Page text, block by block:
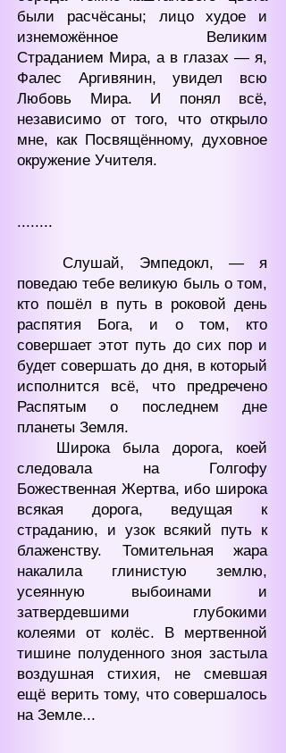
были расчёсаны; лицо худое и
изнеможённое Великим
Страданием Мира, а в глазах — я,
Фалес Аргивянин, увидел всю
Любовь Мира. И понял всё,
независимо от того, что открыло
мне, как Посвящённому, духовное
окружение Учителя.
........
Слушай, Эмпедокл, — я
поведаю тебе великую быль о том,
кто пошёл в путь в роковой день
распятия Бога, и о том, кто
совершает этот путь до сих пор и
будет совершать до дня, в который
исполнится всё, что предречено
Распятым о последнем дне
планеты Земля.
Широка была дорога, коей
следовала на Голгофу
Божественная Жертва, ибо широка
всякая дорога, ведущая к
страданию, и узок всякий путь к
блаженству. Томительная жара
накалила глинистую землю,
усеянную выбоинами и
затвердевшими глубокими
колеями от колёс. В мертвенной
тишине полуденного зноя застыла
воздушная стихия, не смевшая
ещё верить тому, что совершалось
на Земле...